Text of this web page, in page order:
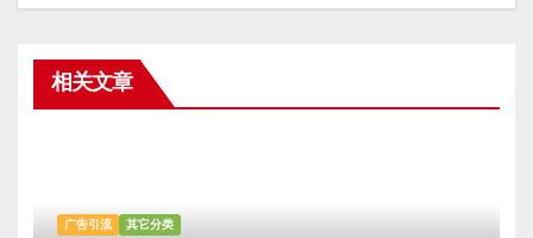
相关文章
广告引流 其它分类